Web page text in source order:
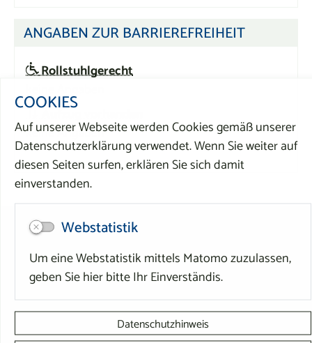
COOKIES
Auf unserer Webseite werden Cookies gemäß unserer
Datenschutzerklärung verwendet. Wenn Sie weiter auf
diesen Seiten surfen, erklären Sie sich damit
einverstanden.
Webstatistik
Um eine Webstatistik mittels Matomo zuzulassen,
geben Sie hier bitte Ihr Einverständis.
Datenschutzhinweis
ANGABEN ZUR BARRIEREFREIHEIT
Rollstuhlgerecht
Aufzug vorhanden
keine Angaben
DIREKT ZU
Bürgerservice
Wirtschaft & Stadtplanung